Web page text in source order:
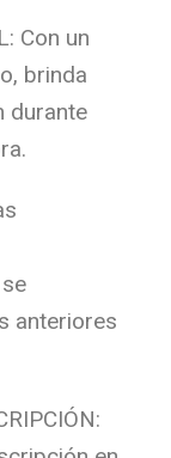
Con un
brinda
durante
anteriores